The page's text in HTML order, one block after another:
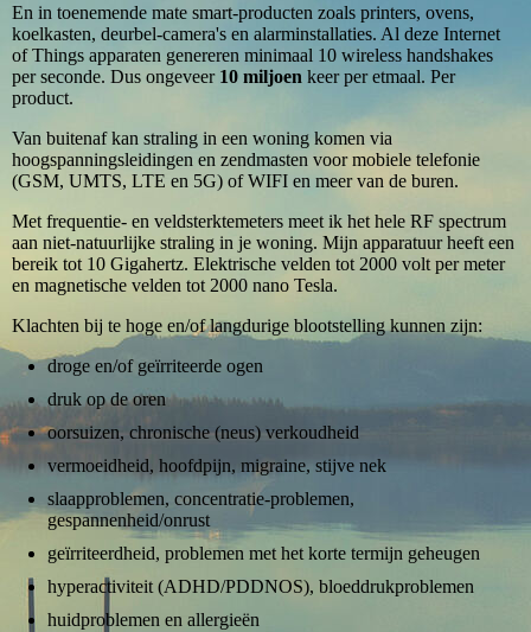
En in toenemende mate smart-producten zoals printers, ovens,
koelkasten, deurbel-camera's en alarminstallaties. Al deze Internet
of Things apparaten genereren minimaal 10 wireless handshakes
per seconde. Dus ongeveer 10 miljoen keer per etmaal. Per
product.
Van buitenaf kan straling in een woning komen via
hoogspanningsleidingen en zendmasten voor mobiele telefonie
(GSM, UMTS, LTE en 5G) of WIFI en meer van de buren.
Met frequentie- en veldsterktemeters meet ik het hele RF spectrum
aan niet-natuurlijke straling in je woning. Mijn apparatuur heeft een
bereik tot 10 Gigahertz. Elektrische velden tot 2000 volt per meter
en magnetische velden tot 2000 nano Tesla.
Klachten bij te hoge en/of langdurige blootstelling kunnen zijn:
droge en/of geïrriteerde ogen
druk op de oren
oorsuizen, chronische (neus) verkoudheid
vermoeidheid, hoofdpijn, migraine, stijve nek
slaapproblemen, concentratie-problemen,
gespannenheid/onrust
geïrriteerdheid, problemen met het korte termijn geheugen
hyperactiviteit (ADHD/PDDNOS), bloeddrukproblemen
huidproblemen en allergieën